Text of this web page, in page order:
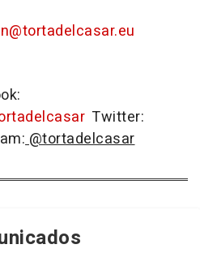
Twitter:
@tortadelcasar